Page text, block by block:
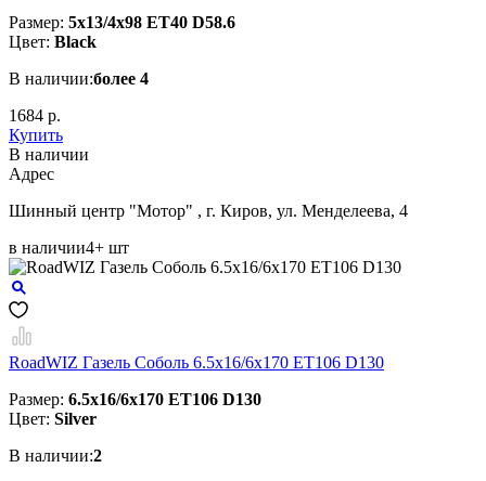
Размер: 5x13/4x98 ЕТ40 D58.6
Цвет: Black
В наличии:более 4
1684 р.
Купить
В наличии
Aдрес
Шинный центр "Мотор" , г. Киров, ул. Менделеева, 4
в наличии4+ шт
RoadWIZ Газель Соболь 6.5x16/6x170 ET106 D130
Размер: 6.5x16/6x170 ET106 D130
Цвет: Silver
В наличии:2